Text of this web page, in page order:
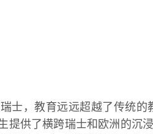
士，教育远远超越了传统
提供了横跨瑞士和欧洲的沉